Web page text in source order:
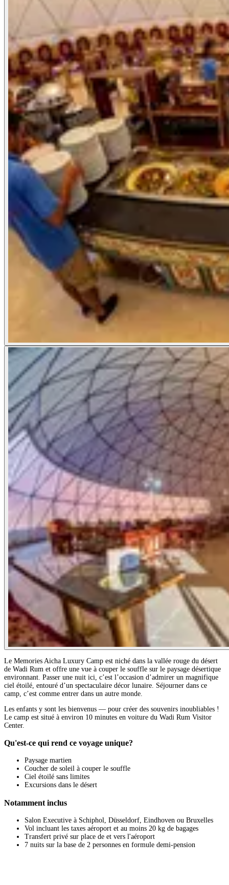
Le Memories Aicha Luxury Camp est niché dans la vallée rouge du désert
de Wadi Rum et offre une vue à couper le souffle sur le paysage désertique
environnant. Passer une nuit ici, c’est l’occasion d’admirer un magnifique
ciel étoilé, entouré d’un spectaculaire décor lunaire. Séjourner dans ce
camp, c’est comme entrer dans un autre monde.
Les enfants y sont les bienvenus — pour créer des souvenirs inoubliables !
Le camp est situé à environ 10 minutes en voiture du Wadi Rum Visitor
Center.
Qu'est-ce qui rend ce voyage unique?
Paysage martien
Coucher de soleil à couper le souffle
Ciel étoilé sans limites
Excursions dans le désert
Notamment inclus
Salon Executive à Schiphol, Düsseldorf, Eindhoven ou Bruxelles
Vol incluant les taxes aéroport et au moins 20 kg de bagages
Transfert privé sur place de et vers l'aéroport
7 nuits sur la base de 2 personnes en formule demi-pension